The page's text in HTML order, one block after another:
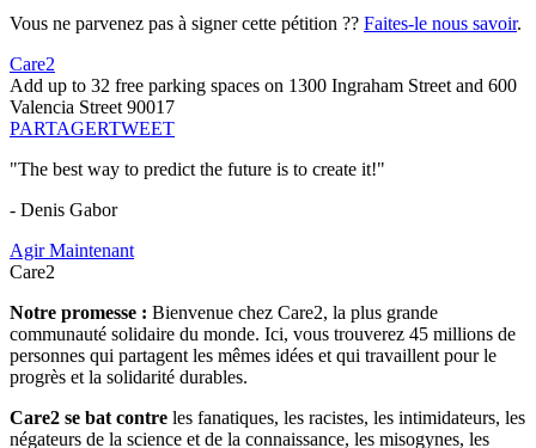
Vous ne parvenez pas à signer cette pétition ?? Faites-le nous savoir.
Care2
Add up to 32 free parking spaces on 1300 Ingraham Street and 600
Valencia Street 90017
PARTAGERTWEET
"The best way to predict the future is to create it!"
- Denis Gabor
Agir Maintenant
Care2
Notre promesse : Bienvenue chez Care2, la plus grande
communauté solidaire du monde. Ici, vous trouverez 45 millions de
personnes qui partagent les mêmes idées et qui travaillent pour le
progrès et la solidarité durables.
Care2 se bat contre les fanatiques, les racistes, les intimidateurs, les
négateurs de la science et de la connaissance, les misogynes, les